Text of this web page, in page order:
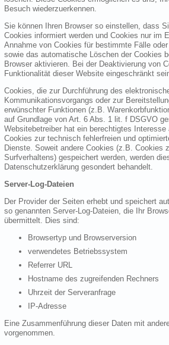
Besuch wiederzuerkennen.
Sie können Ihren Browser so einstellen, dass
Cookies informiert werden und Cookies nur im
Annahme von Cookies für bestimmte Fälle
sowie das automatische Löschen der Cookies
Browser aktivieren. Bei der Deaktivierung von
Funktionalität dieser Website eingeschränkt
Cookies, die zur Durchführung des
Kommunikationsvorgangs oder zur
erwünschter Funktionen (z.B.
auf Grundlage von Art. 6 Abs. 1 lit. f DSGVO
Websitebetreiber hat ein berechtigtes Interesse
Cookies zur technisch fehlerfreien und
Dienste. Soweit andere Cookies (z.B. Cookies
Surfverhaltens) gespeichert werden, werden
Datenschutzerklärung gesondert behandelt.
Server-Log-Dateien
Der Provider der Seiten erhebt und speichert
so genannten Server-Log-Dateien, die Ihr
übermittelt. Dies sind:
Browsertyp und Browserversion
verwendetes Betriebssystem
Referrer URL
Hostname des zugreifenden Rechners
Uhrzeit der Serveranfrage
IP-Adresse
Eine Zusammenführung dieser Daten mit
vorgenommen.